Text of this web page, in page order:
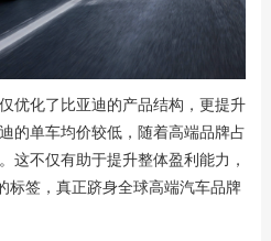
优化了比亚迪的产品结构，更提升
的单车均价较低，随着高端品牌占
这不仅有助于提升整体盈利能力，
标签，真正跻身全球高端汽车品牌